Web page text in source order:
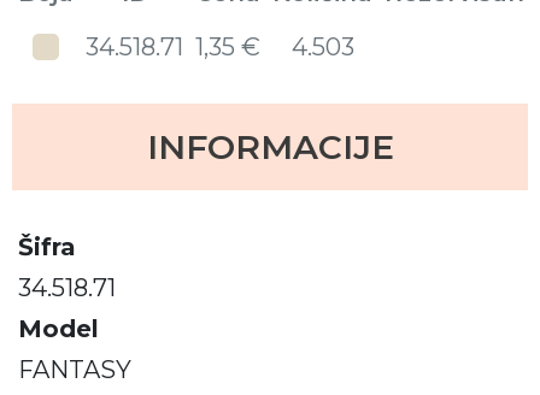
34.518.71 1,35 € 4.503
INFORMACIJE
Šifra
34.518.71
Model
FANTASY